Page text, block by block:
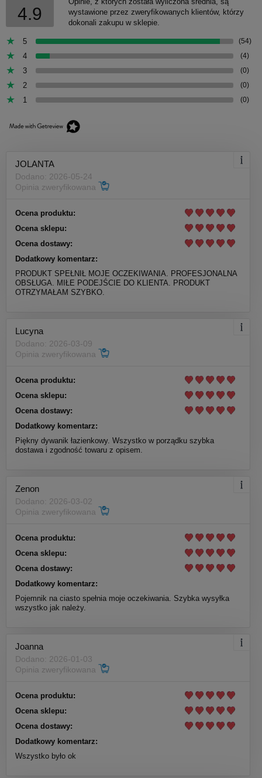
4.9
wystawione przez zweryfikowanych klientów, którzy
dokonali zakupu w sklepie.
5 (54)
4 (4)
3 (0)
2 (0)
1 (0)
JOLANTA
Dodano: 2026-05-24
Opinia zweryfikowana
Ocena produktu:
Ocena sklepu:
Ocena dostawy:
Dodatkowy komentarz:
PRODUKT SPEŁNIŁ MOJE OCZEKIWANIA. PROFESJONALNA
OBSŁUGA. MIŁE PODEJŚCIE DO KLIENTA. PRODUKT
OTRZYMAŁAM SZYBKO.
Lucyna
Dodano: 2026-03-09
Opinia zweryfikowana
Ocena produktu:
Ocena sklepu:
Ocena dostawy:
Dodatkowy komentarz:
Piękny dywanik łazienkowy. Wszystko w porządku szybka
dostawa i zgodność towaru z opisem.
Zenon
Dodano: 2026-03-02
Opinia zweryfikowana
Ocena produktu:
Ocena sklepu:
Ocena dostawy:
Dodatkowy komentarz:
Pojemnik na ciasto spełnia moje oczekiwania. Szybka wysyłka
wszystko jak należy.
Joanna
Dodano: 2026-01-03
Opinia zweryfikowana
Ocena produktu:
Ocena sklepu:
Ocena dostawy:
Dodatkowy komentarz:
Wszystko było ok